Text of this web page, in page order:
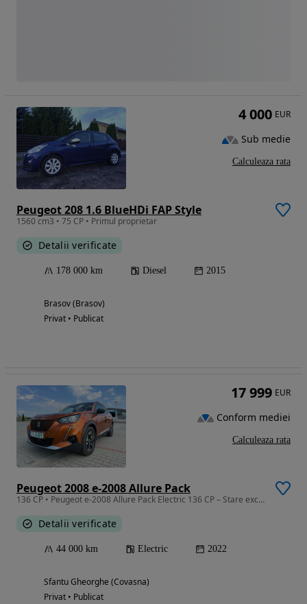
Peugeot 208 1.6 BlueHDi FAP Style
1560 cm3 • 75 CP • Primul proprietar
Detalii verificate
178 000 km Diesel 2015
Brasov (Brasov)
Privat • Publicat
4 000 EUR
Sub medie
Calculeaza rata
Peugeot 2008 e-2008 Allure Pack
136 CP • Peugeot e-2008 Allure Pack Electric 136 CP – Stare excelentă | Baterie
Detalii verificate
44 000 km Electric 2022
Sfantu Gheorghe (Covasna)
Privat • Publicat
17 999 EUR
Conform mediei
Calculeaza rata